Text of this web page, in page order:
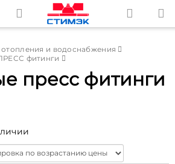
и водоснабжения
фитинги
пресс фитинги